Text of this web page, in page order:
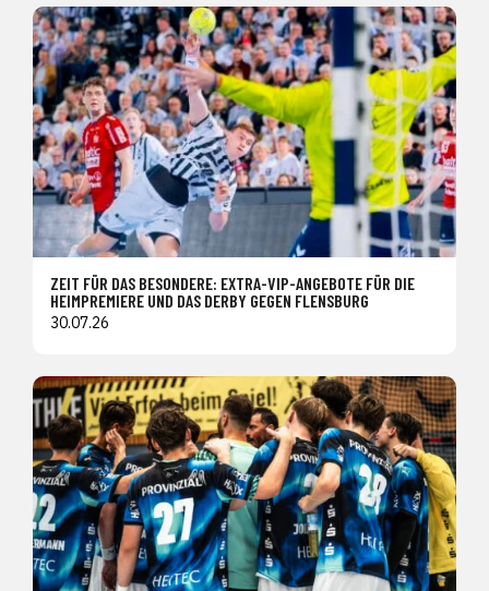
ZEIT FÜR DAS BESONDERE: EXTRA-VIP-ANGEBOTE FÜR DIE
HEIMPREMIERE UND DAS DERBY GEGEN FLENSBURG
30.07.26